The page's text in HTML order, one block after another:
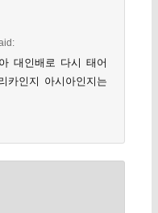
대인배로 다시 태어
카인지 아시아인지는